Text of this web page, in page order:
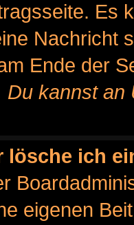
Es
Nachricht
Ende der
Du kannst
lösche ich
eigenen